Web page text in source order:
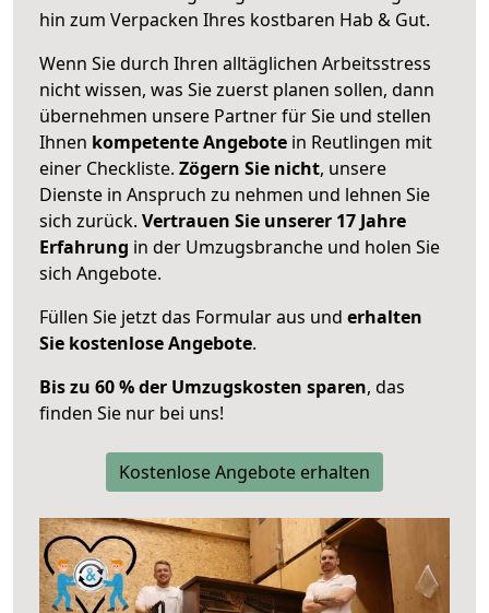
hin zum Verpacken Ihres kostbaren Hab & Gut.
Wenn Sie durch Ihren alltäglichen Arbeitsstress
nicht wissen, was Sie zuerst planen sollen, dann
übernehmen unsere Partner für Sie und stellen
Ihnen kompetente Angebote in Reutlingen mit
einer Checkliste. Zögern Sie nicht, unsere
Dienste in Anspruch zu nehmen und lehnen Sie
sich zurück. Vertrauen Sie unserer 17 Jahre
Erfahrung in der Umzugsbranche und holen Sie
sich Angebote.
Füllen Sie jetzt das Formular aus und erhalten
Sie kostenlose Angebote.
Bis zu 60 % der Umzugskosten sparen, das
finden Sie nur bei uns!
Kostenlose Angebote erhalten